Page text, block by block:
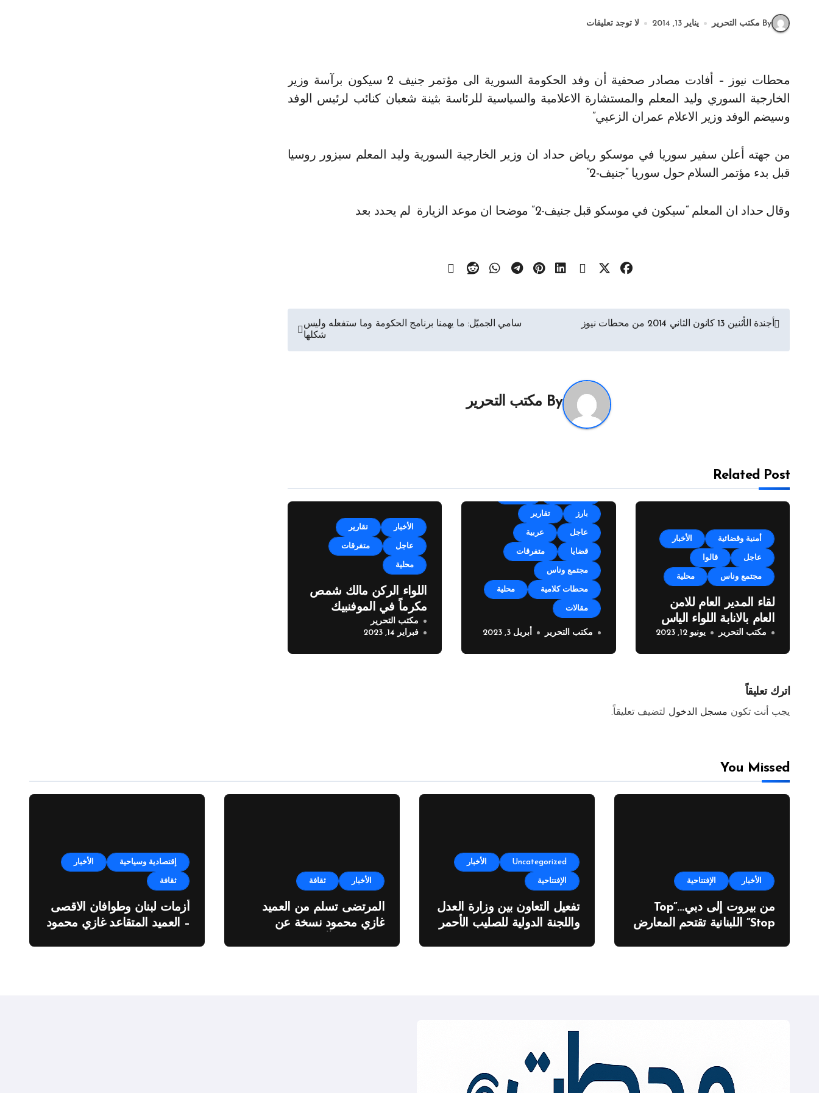
By مكتب التحرير يناير 13, 2014 لا توجد تعليقات
محطات نيوز – أفادت مصادر صحفية أن وفد الحكومة السورية الى مؤتمر جنيف 2 سيكون برآسة وزير
الخارجية السوري وليد المعلم والمستشارة الاعلامية والسياسية للرئاسة بثينة شعبان كنائب لرئيس الوفد
وسيضم الوفد وزير الاعلام عمران الزعبي”
من جهته أعلن سفير سوريا في موسكو رياض حداد ان وزير الخارجية السورية وليد المعلم سيزور روسيا
قبل بدء مؤتمر السلام حول سوريا “جنيف-2”
وقال حداد ان المعلم “سيكون في موسكو قبل جنيف-2” موضحا ان موعد الزيارة لم يحدد بعد
تصفّح
المقالات
أجندة الأثنين 13 كانون الثاني 2014 من محطات نيوز
سامي الجميّل: ما يهمنا برنامج الحكومة وما ستفعله وليس
شكلها
By مكتب التحرير
Related Post
أمنية وقضائية الأخبار
عاجل قالوا
مجتمع وناس محلية
لقاء المدير العام للامن
العام بالانابة اللواء الياس
البيسري مع وفد من
مراسلي الصحف العربية
مكتب التحرير يونيو 12, 2023
بارز تقارير
عاجل عربية
قضايا متفرقات
مجتمع وناس
محطات كلامية محلية
مقالات
خطوة فريدة من بلدية
زوق مكايل بوجه اصحاب
مكتب التحرير أبريل 3, 2023
الأخبار تقارير
عاجل متفرقات
محلية
اللواء الركن مالك شمص
مكرماً في الموفنبيك
بيروت
مكتب التحرير
فبراير 14, 2023
اترك تعليقاً
يجب أنت تكون مسجل الدخول لتضيف تعليقاً.
You Missed
الأخبار الإفتتاحية
من بيروت إلى دبي…”Top
Stop” اللبنانية تقتحم المعارض
Uncategorized الأخبار
الإفتتاحية
تفعيل التعاون بين وزارة العدل
واللجنة الدولية للصليب الأحمر
الأخبار ثقافة
المرتضى تسلم من العميد
غازي محمود نسخة عن
إقتصادية وسياحية الأخبار
ثقافة
أزمات لبنان وطوافان الاقصى
– العميد المتقاعد غازي محمود